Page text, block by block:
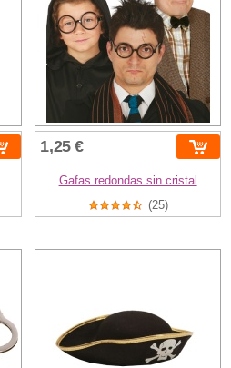
1,25 €
Gafas redondas sin cristal
(25)